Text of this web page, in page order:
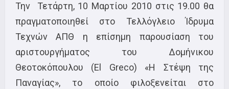
Την Τετάρτη, 10 Μαρτίου 2010 στις 19.00 θα
πραγματοποιηθεί στο Τελλόγλειο Ίδρυμα
Τεχνών ΑΠΘ η επίσημη παρουσίαση του
αριστουργήματος του Δομήνικου
Θεοτοκόπουλου (El Greco) «H Στέψη της
Παναγίας», το οποίο φιλοξενείται στο